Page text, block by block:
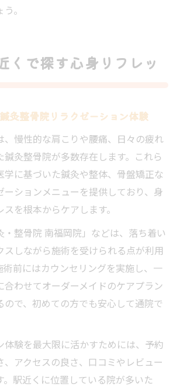
。
くで探す心身リフレッ
灸整骨院リラクゼーション体験
、慢性的な肩こりや腰痛、日々の疲れ
鍼灸整骨院が多数存在します。これら
学に基づいた鍼灸や整体、骨盤矯正な
ーションメニューを提供しており、身
を根本からケアします。
・整骨院 南福岡院」などは、落ち着い
スしながら施術を受けられる点が利用
術前にはカウンセリングを実施し、一
合わせてオーダーメイドのケアプラン
ので、初めての方でも安心して通院で
体験を最大限に活かすためには、予約
、アクセスの良さ、口コミやレビュー
。駅近くに位置している院が多いた